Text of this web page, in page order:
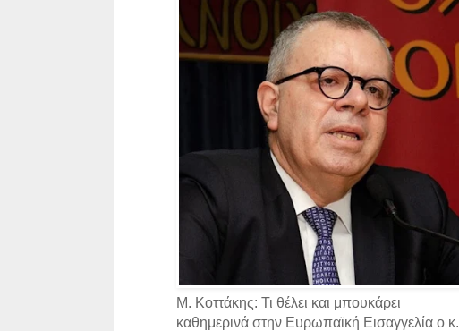
Μ. Κοττάκης: Τι θέλει και μπουκάρει
καθημερινά στην Ευρωπαϊκή Εισαγγελία ο κ.